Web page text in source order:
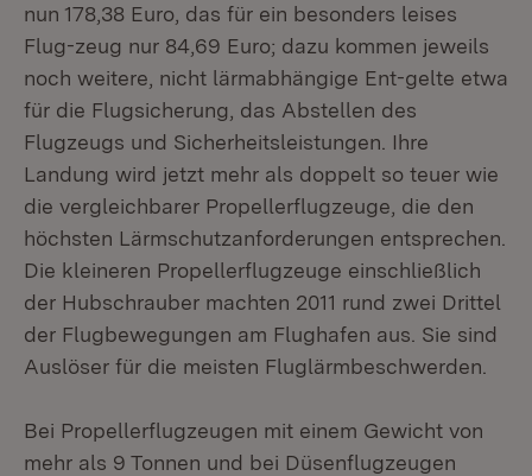
nun 178,38 Euro, das für ein besonders leises
Flug-zeug nur 84,69 Euro; dazu kommen jeweils
noch weitere, nicht lärmabhängige Ent-gelte etwa
für die Flugsicherung, das Abstellen des
Flugzeugs und Sicherheitsleistungen. Ihre
Landung wird jetzt mehr als doppelt so teuer wie
die vergleichbarer Propellerflugzeuge, die den
höchsten Lärmschutzanforderungen entsprechen.
Die kleineren Propellerflugzeuge einschließlich
der Hubschrauber machten 2011 rund zwei Drittel
der Flugbewegungen am Flughafen aus. Sie sind
Auslöser für die meisten Fluglärmbeschwerden.
Bei Propellerflugzeugen mit einem Gewicht von
mehr als 9 Tonnen und bei Düsenflugzeugen